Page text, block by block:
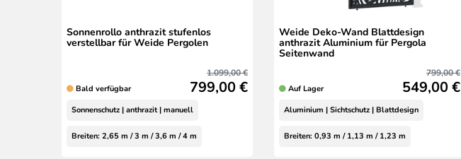
Sonnenrollo anthrazit stufenlos
verstellbar für Weide Pergolen
Bald verfügbar
1.099,00 €
799,00 €
Sonnenschutz | anthrazit | manuell
Breiten: 2,65 m / 3 m / 3,6 m / 4 m
Weide Deko-Wand Blattdesign
anthrazit Aluminium für Pergola
Seitenwand
Auf Lager
799,00 €
549,00 €
Aluminium | Sichtschutz | Blattdesign
Breiten: 0,93 m / 1,13 m / 1,23 m